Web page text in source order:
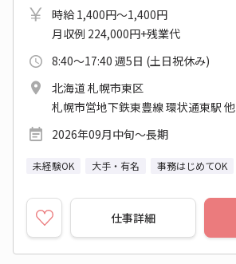
時給 1,400円～1,400円
月収例 224,000円+残業代
8:40～17:40 週5日 (土日祝休み)
北海道 札幌市東区
札幌市営地下鉄東豊線 環状通東駅 他
2026年09月中旬～長期
未経験OK 大手・有名 事務はじめてOK
仕事詳細